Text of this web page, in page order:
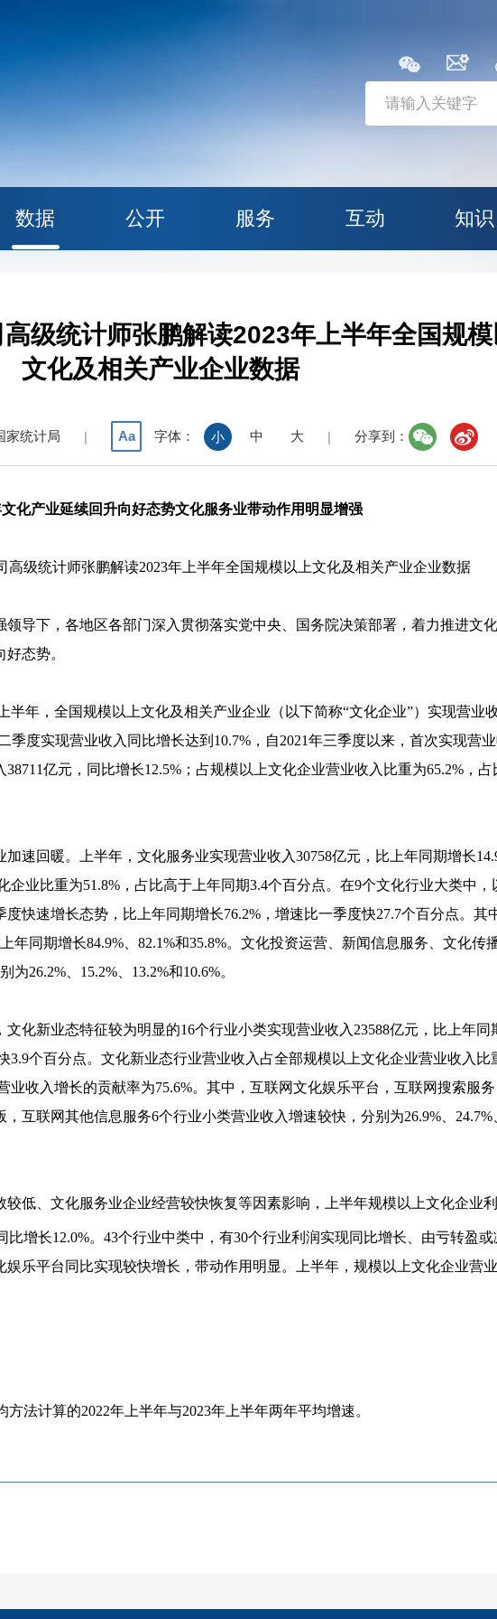
数据 公开 服务 互动 知识
级统计师张鹏解读2023年上半年全国规
文化及相关产业企业数据
家统计局 | Aa 字体： 小 中 大 | 分享到：
文化产业延续回升向好态势文化服务业带动作用明显增强
级统计师张鹏解读2023年上半年全国规模以上文化及相关产业企业数据
下，各地区各部门深入贯彻落实党中央、国务院决策部署，着力推进文化
态势。
半年，全国规模以上文化及相关产业企业（以下简称“文化企业”）实现营业
季度实现营业收入同比增长达到 10.7% ，自2021年三季度以来，首次实现营
38711亿元，同比增长12.5% ；占规模以上文化企业营业收入比重为65.2% ，
速回暖。上半年，文化服务业实现营业收入30758亿元，比上年同期增长
企业比重为51.8% ，占比高于上年同期3.4个百分点。在9个文化行业大类中，
快速增长态势，比上年同期增长76.2% ，增速比一季度快27.7个百分点。其
年同期增长84.9% 82.1%和35.8%。文化投资运营、新闻信息服务、文化传
为26.2% 15.2% 13.2%和10.6%。
化新业态特征较为明显的16个行业小类实现营业收入 23588亿元，比上年同
3.9个百分点。文化新业态行业营业收入占全部规模以上文化企业营业收入比
业收入增长的贡献率为75.6%。其中，互联网文化娱乐平台，互联网搜索服
，互联网其他信息服务6个行业小类营业收入增速较快，分别为26.9% 24.7%
、文化服务业企业经营较快恢复等因素影响，上半年规模以上文化企业
比增长12.0%。 43个行业中类中，有30个行业利润实现同比增长、由亏转盈
乐平台同比实现较快增长，带动作用明显。上半年，规模以上文化企业营
方法计算的2022年上半年与2023年上半年两年平均增速。